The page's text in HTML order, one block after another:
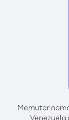
Memutar
Venezuela